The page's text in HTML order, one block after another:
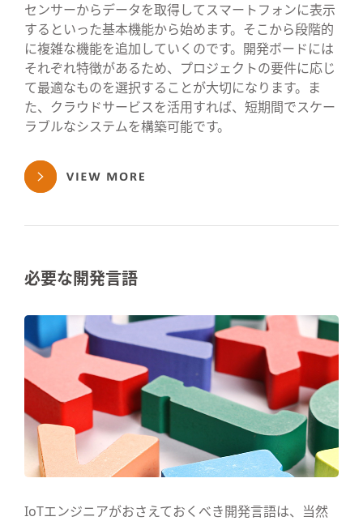
センサーからデータを取得してスマートフォンに表示
するといった基本機能から始めます。そこから段階的
に複雑な機能を追加していくのです。開発ボードには
それぞれ特徴があるため、プロジェクトの要件に応じ
て最適なものを選択することが大切になります。ま
た、クラウドサービスを活用すれば、短期間でスケー
ラブルなシステムを構築可能です。
必要な開発言語
IoTエンジニアがおさえておくべき開発言語は、当然